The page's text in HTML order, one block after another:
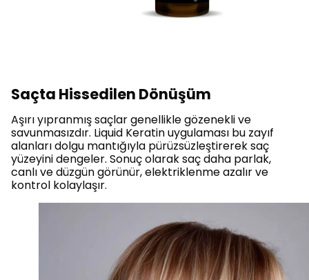
Saçta Hissedilen Dönüşüm
Aşırı yıpranmış saçlar genellikle gözenekli ve
savunmasızdır. Liquid Keratin uygulaması bu zayıf
alanları dolgu mantığıyla pürüzsüzleştirerek saç
yüzeyini dengeler. Sonuç olarak saç daha parlak,
canlı ve düzgün görünür, elektriklenme azalır ve
kontrol kolaylaşır.